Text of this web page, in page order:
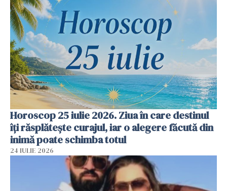
Horoscop 25 iulie 2026. Ziua în care destinul
îți răsplătește curajul, iar o alegere făcută din
inimă poate schimba totul
24 IULIE 2026